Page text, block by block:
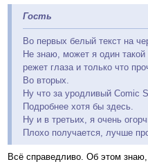
Гость
Во первых белый текст на
Не знаю, может я один
режет глаза и только что
Во вторых.
Ну что за уродливый Comic
Подробнее хотя бы здесь.
Ну и в третьих, я очень
Плохо получается, лучше
Всё справедливо. Об этом